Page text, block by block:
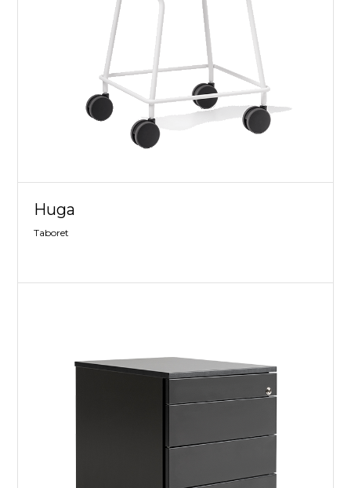
Huga
Taboret